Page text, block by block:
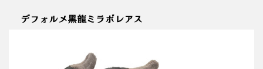
デフォルメ黒龍ミラボレアス